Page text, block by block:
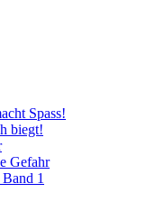
Spass!
biegt!
Gefahr
1